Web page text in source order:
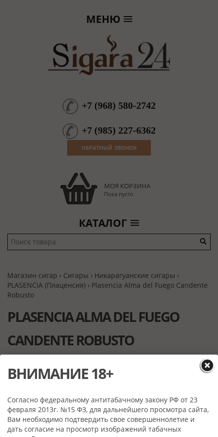
МЕНЮ
+7 (968) 580-2742
+7 (985) 227-6362
ОБРАТНЫЙ ЗВОНОК
МОЯ КОРЗИНА
Пока пусто
КАТАЛОГ
Магазин сигар › Сигары › Никарагуанские сигары ›
PLASENCIA (Плаценсия) › Plasencia Alma del Fuego Candente
Robusto
PLASENCIA ALMA DEL FUEGO
CANDENTE ROBUSTO
ВНИМАНИЕ 18+
Согласно федеральному антитабачному закону РФ от 23
февраля 2013г. №15 ФЗ, для дальнейшего просмотра сайта,
Вам необходимо подтвердить свое совершеннолетие и
дать согласие на просмотр изображений табачных